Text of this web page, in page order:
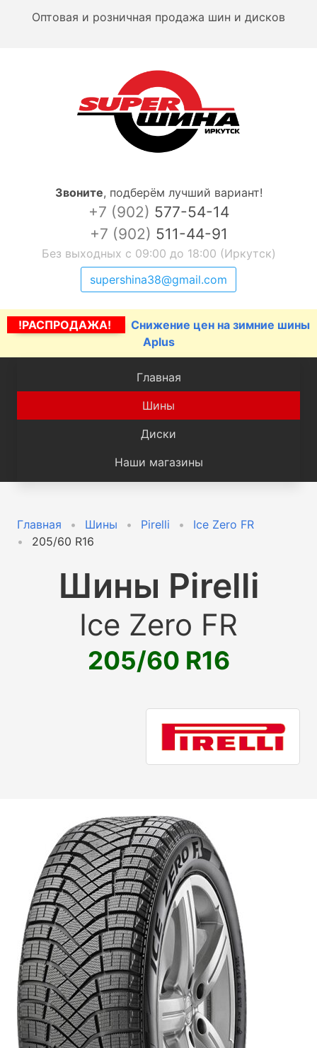
Оптовая и розничная продажа шин и дисков
Звоните, подберём лучший вариант!
+7 (902) 577-54-14
+7 (902) 511-44-91
Без выходных с 09:00 до 18:00 (Иркутск)
supershina38@gmail.com
!РАСПРОДАЖА!
Снижение цен на зимние шины
Aplus
Главная
Шины
Диски
Наши магазины
Главная Шины Pirelli
Ice Zero FR
205/60 R16
Шины Pirelli
Ice Zero FR
205/60 R16